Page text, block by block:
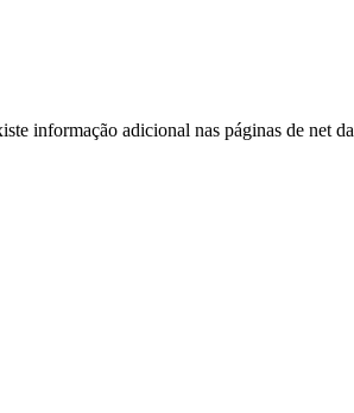
informação adicional nas páginas de net da